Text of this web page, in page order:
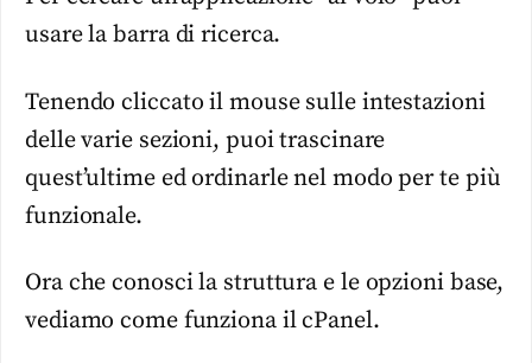
usare la barra di ricerca.
Tenendo cliccato il mouse sulle intestazioni
delle varie sezioni, puoi trascinare
quest’ultime ed ordinarle nel modo per te più
funzionale.
Ora che conosci la struttura e le opzioni base,
vediamo come funziona il cPanel.